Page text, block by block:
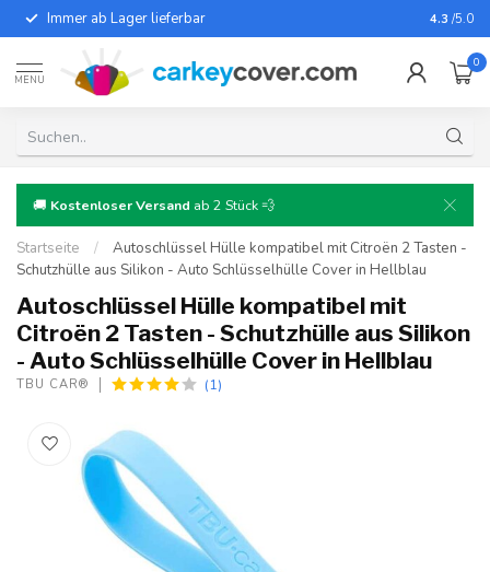
Immer ab Lager lieferbar Für fast
4.3 /5.0
MENU
0
🚚 Kostenloser Versand ab 2 Stück 💨
Startseite /
Autoschlüssel Hülle kompatibel mit Citroën 2 Tasten -
Schutzhülle aus Silikon - Auto Schlüsselhülle Cover in Hellblau
Autoschlüssel Hülle kompatibel mit
Citroën 2 Tasten - Schutzhülle aus Silikon
- Auto Schlüsselhülle Cover in Hellblau
TBU CAR® (1)